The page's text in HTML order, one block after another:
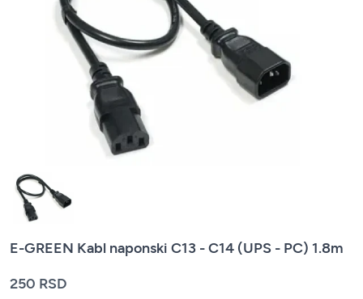
E-GREEN Kabl naponski C13 - C14 (UPS - PC) 1.8m
250 RSD